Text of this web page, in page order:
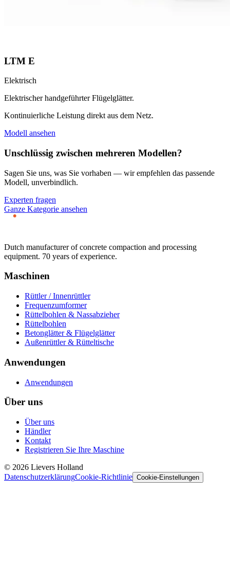
LTM E
Elektrisch
Elektrischer handgeführter Flügelglätter.
Kontinuierliche Leistung direkt aus dem Netz.
Modell ansehen
Unschlüssig zwischen mehreren Modellen?
Sagen Sie uns, was Sie vorhaben — wir empfehlen das passende
Modell, unverbindlich.
Experten fragen
Ganze Kategorie ansehen
Dutch manufacturer of concrete compaction and processing
equipment. 70 years of experience.
Maschinen
Rüttler / Innenrüttler
Frequenzumformer
Rüttelbohlen & Nassabzieher
Rüttelbohlen
Betonglätter & Flügelglätter
Außenrüttler & Rütteltische
Anwendungen
Anwendungen
Über uns
Über uns
Händler
Kontakt
Registrieren Sie Ihre Maschine
© 2026 Lievers Holland
DatenschutzerklärungCookie-Richtlinie Cookie-Einstellungen